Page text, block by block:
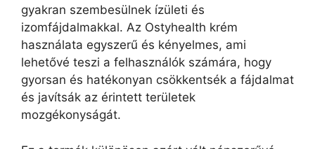
gyakran szembesülnek ízületi és
izomfájdalmakkal. Az Ostyhealth krém
használata egyszerű és kényelmes, ami
lehetővé teszi a felhasználók számára, hogy
gyorsan és hatékonyan csökkentsék a fájdalmat
és javítsák az érintett területek
mozgékonyságát.